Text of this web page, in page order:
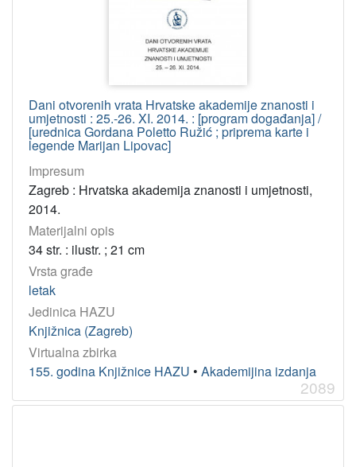
Dani otvorenih vrata Hrvatske akademije znanosti i
umjetnosti : 25.-26. XI. 2014. : [program događanja] /
[urednica Gordana Poletto Ružić ; priprema karte i
legende Marijan Lipovac]
Impresum
Zagreb : Hrvatska akademija znanosti i umjetnosti,
2014.
Materijalni opis
34 str. : ilustr. ; 21 cm
Vrsta građe
letak
Jedinica HAZU
Knjižnica (Zagreb)
Virtualna zbirka
155. godina Knjižnice HAZU • Akademijina izdanja
2089